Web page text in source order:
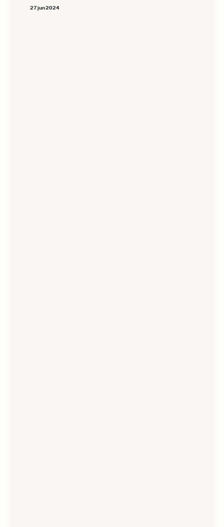
27 jun 2024